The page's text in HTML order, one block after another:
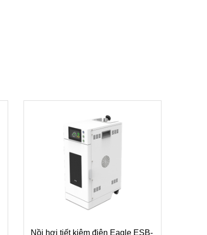
Nồi hơi tiết kiệm điện Eagle ESB-